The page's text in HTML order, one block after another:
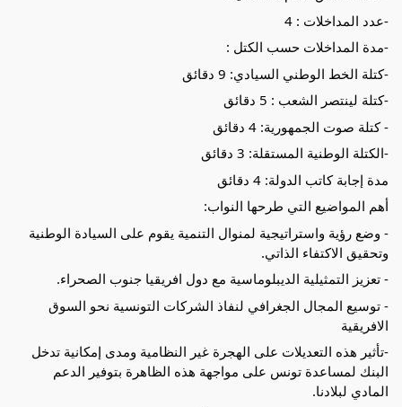
-عدد المداخلات : 4
-مدة المداخلات حسب الكتل :
-كتلة الخط الوطني السيادي: 9 دقائق
-كتلة لينتصر الشعب : 5 دقائق
- كتلة صوت الجمهورية: 4 دقائق
-الكتلة الوطنية المستقلة: 3 دقائق
مدة إجابة كاتب الدولة: 4 دقائق
أهم المواضيع التي طرحها النواب:
- وضع رؤية واستراتيجية لمنوال التنمية يقوم على السيادة الوطنية
وتحقيق الاكتفاء الذاتي.
- تعزيز التمثيلية الديبلوماسية مع دول افريقيا جنوب الصحراء.
- توسيع المجال الجغرافي لنفاذ الشركات التونسية نحو السوق
الافريقية
-تأثير هذه التعديلات على الهجرة غير النظامية ومدى إمكانية تدخل
البنك لمساعدة تونس على مواجهة هذه الظاهرة بتوفير الدعم
المادي لبلادنا.